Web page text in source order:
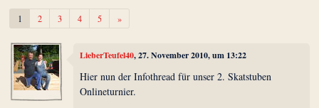
1 2 3 4 5 »Weiter
LieberTeufel40, 27. November 2010, um 13:22
Hier nun der Infothread für unser 2. Skatstuben
Onlineturnier.